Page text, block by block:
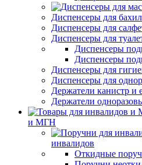
Диспенсеры для бахил
Диспенсеры для
Диспенсеры для
Диспенсеры
Диспенсеры
Диспенсеры для
Диспенсеры для
Держатели канистр и
Держатели
и МГН
инвалидов
Откидные